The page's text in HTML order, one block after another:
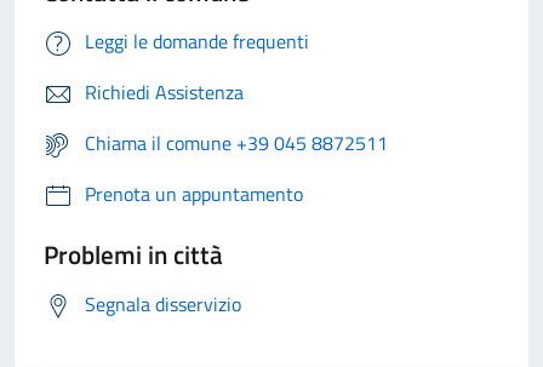
Leggi le domande frequenti
Richiedi Assistenza
Chiama il comune +39 045 8872511
Prenota un appuntamento
Problemi in città
Segnala disservizio